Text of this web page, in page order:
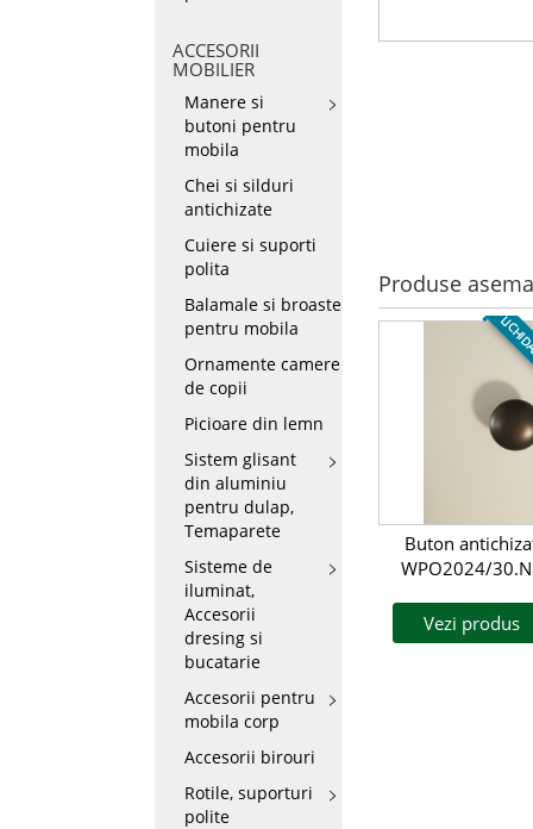
ACCESORII
MOBILIER
Manere si
butoni pentru
mobila
Chei si silduri
antichizate
Cuiere si suporti
polita
Balamale si broaste
pentru mobila
Ornamente camere
de copii
Picioare din lemn
Sistem glisant
din aluminiu
pentru dulap,
Temaparete
Sisteme de
iluminat,
Accesorii
dresing si
bucatarie
Accesorii pentru
mobila corp
Accesorii birouri
Rotile, suporturi
polite
Produse
Buton
WPO2024/
Vezi produs